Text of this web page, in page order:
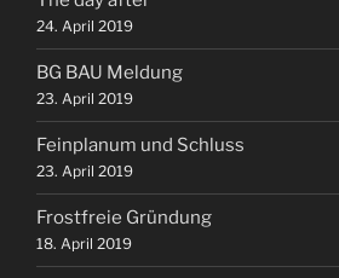
24. April 2019
BG BAU Meldung
23. April 2019
Feinplanum und Schluss
23. April 2019
Frostfreie Gründung
18. April 2019